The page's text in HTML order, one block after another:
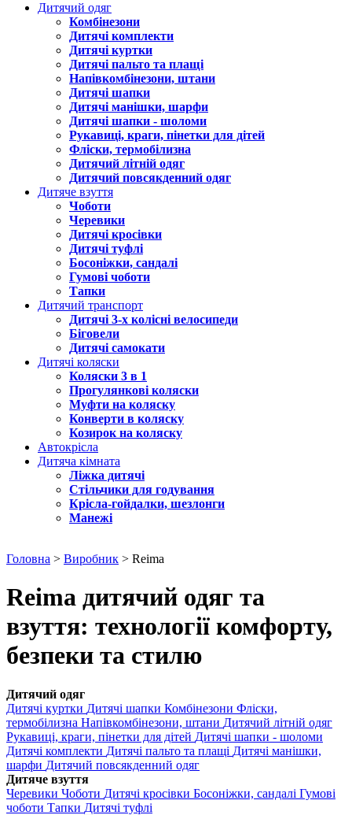
Дитячий одяг
Комбінезони
Дитячі комплекти
Дитячі куртки
Дитячі пальто та плащі
Напівкомбінезони, штани
Дитячі шапки
Дитячі манішки, шарфи
Дитячі шапки - шоломи
Рукавиці, краги, пінетки для дітей
Фліски, термобілизна
Дитячий літній одяг
Дитячий повсякденний одяг
Дитяче взуття
Чоботи
Черевики
Дитячі кросівки
Дитячі туфлі
Босоніжки, сандалі
Гумові чоботи
Тапки
Дитячий транспорт
Дитячі 3-х колісні велосипеди
Біговели
Дитячі самокати
Дитячі коляски
Коляски 3 в 1
Прогулянкові коляски
Муфти на коляску
Конверти в коляску
Козирок на коляску
Автокрісла
Дитяча кімната
Ліжка дитячі
Стільчики для годування
Крісла-гойдалки, шезлонги
Манежі
Головна > Виробник > Reima
Reima дитячий одяг та
взуття: технології комфорту,
безпеки та стилю
Дитячий одяг
Дитячі куртки Дитячі шапки Комбінезони Фліски,
термобілизна Напівкомбінезони, штани Дитячий літній одяг
Рукавиці, краги, пінетки для дітей Дитячі шапки - шоломи
Дитячі комплекти Дитячі пальто та плащі Дитячі манішки,
шарфи Дитячий повсякденний одяг
Дитяче взуття
Черевики Чоботи Дитячі кросівки Босоніжки, сандалі Гумові
чоботи Тапки Дитячі туфлі